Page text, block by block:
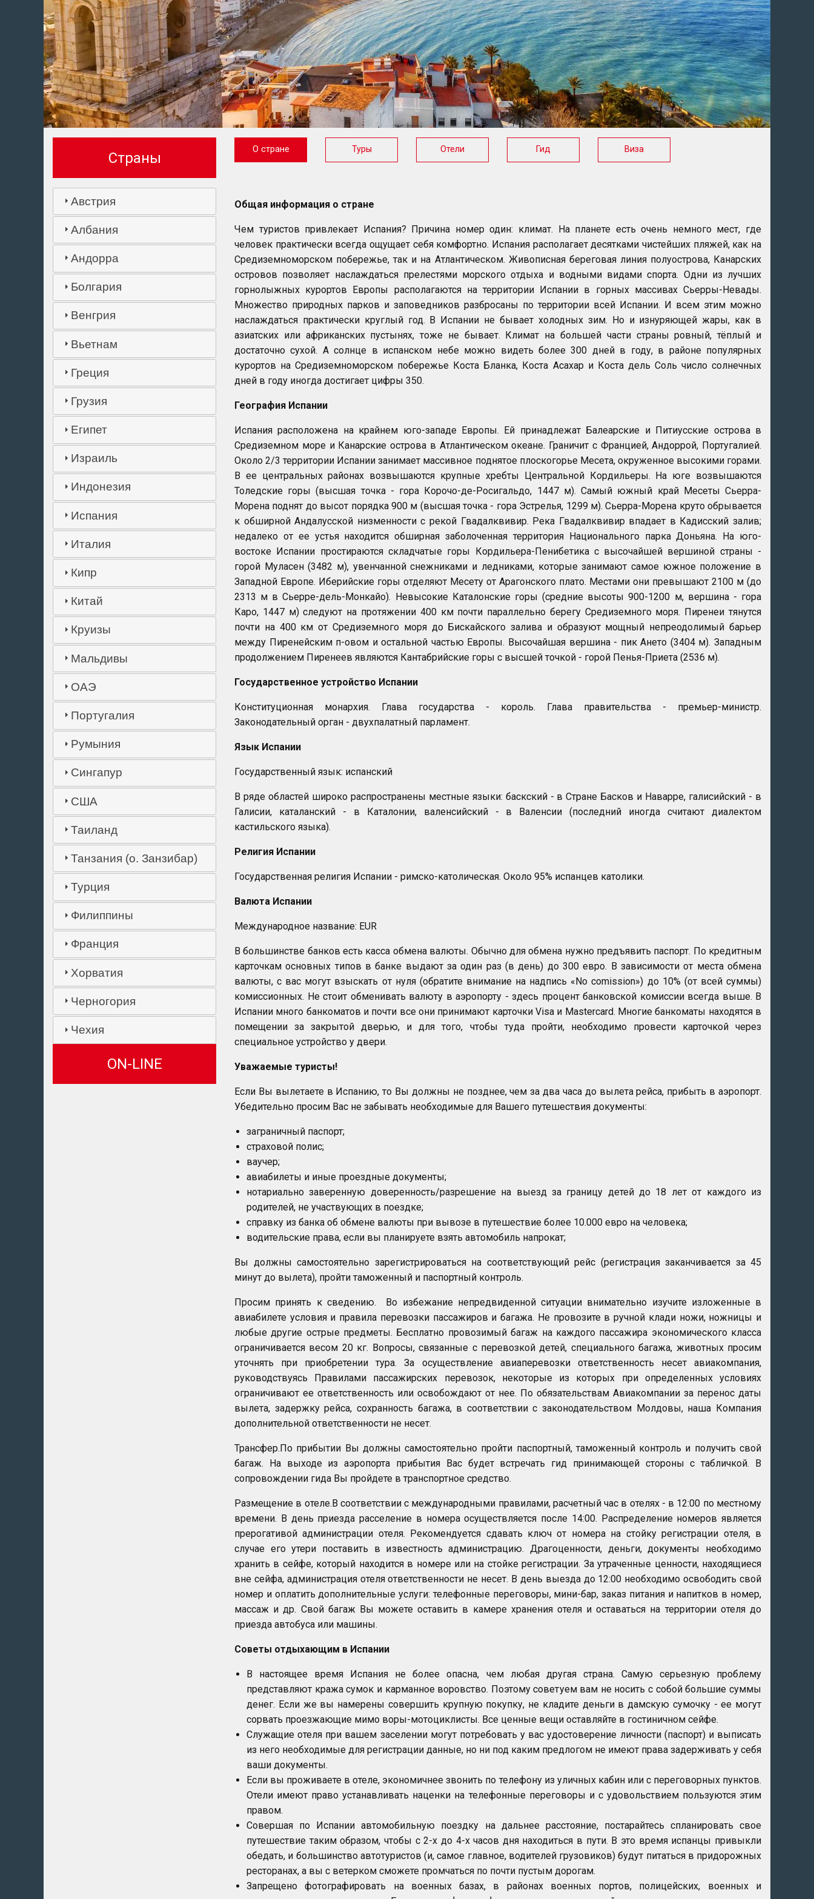
О стране Туры Отели Гид Виза
Общая информация о стране
Чем туристов привлекает Испания? Причина номер один: климат. На планете есть очень немного мест, где
человек практически всегда ощущает себя комфортно. Испания располагает десятками чистейших пляжей, как на
Средиземноморском побережье, так и на Атлантическом. Живописная береговая линия полуострова, Канарских
островов позволяет наслаждаться прелестями морского отдыха и водными видами спорта. Одни из лучших
горнолыжных курортов Европы располагаются на территории Испании в горных массивах Сьерры-Невады.
Множество природных парков и заповедников разбросаны по территории всей Испании. И всем этим можно
наслаждаться практически круглый год. В Испании не бывает холодных зим. Но и изнуряющей жары, как в
азиатских или африканских пустынях, тоже не бывает. Климат на большей части страны ровный, тёплый и
достаточно сухой. А солнце в испанском небе можно видеть более 300 дней в году, в районе популярных
курортов на Средиземноморском побережье Коста Бланка, Коста Асахар и Коста дель Соль число солнечных
дней в году иногда достигает цифры 350.
География Испании
Испания расположена на крайнем юго-западе Европы. Ей принадлежат Балеарские и Питиусские острова в
Средиземном море и Канарские острова в Атлантическом океане. Граничит с Францией, Андоррой, Португалией.
Около 2/3 территории Испании занимает массивное поднятое плоскогорье Месета, окруженное высокими горами.
В ее центральных районах возвышаются крупные хребты Центральной Кордильеры. На юге возвышаются
Толедские горы (высшая точка - гора Корочо-де-Росигальдо, 1447 м). Самый южный край Месеты Сьерра-
Морена поднят до высот порядка 900 м (высшая точка - гора Эстрелья, 1299 м). Сьерра-Морена круто обрывается
к обширной Андалусской низменности с рекой Гвадалквивир. Река Гвадалквивир впадает в Кадисский залив;
недалеко от ее устья находится обширная заболоченная территория Национального парка Доньяна. На юго-
востоке Испании простираются складчатые горы Кордильера-Пенибетика с высочайшей вершиной страны -
горой Муласен (3482 м), увенчанной снежниками и ледниками, которые занимают самое южное положение в
Западной Европе. Иберийские горы отделяют Месету от Арагонского плато. Местами они превышают 2100 м (до
2313 м в Сьерре-дель-Монкайо). Невысокие Каталонские горы (средние высоты 900-1200 м, вершина - гора
Каро, 1447 м) следуют на протяжении 400 км почти параллельно берегу Средиземного моря. Пиренеи тянутся
почти на 400 км от Средиземного моря до Бискайского залива и образуют мощный непреодолимый барьер
между Пиренейским п-овом и остальной частью Европы. Высочайшая вершина - пик Ането (3404 м). Западным
продолжением Пиренеев являются Кантабрийские горы с высшей точкой - горой Пенья-Приета (2536 м).
Государственное устройство Испании
Конституционная монархия. Глава государства - король. Глава правительства - премьер-министр.
Законодательный орган - двухпалатный парламент.
Язык Испании
Государственный язык: испанский
В ряде областей широко распространены местные языки: баскский - в Стране Басков и Наварре, галисийский - в
Галисии, каталанский - в Каталонии, валенсийский - в Валенсии (последний иногда считают диалектом
кастильского языка).
Религия Испании
Государственная религия Испании - римско-католическая. Около 95% испанцев католики.
Валюта Испании
Международное название: EUR
В большинстве банков есть касса обмена валюты. Обычно для обмена нужно предъявить паспорт. По кредитным
карточкам основных типов в банке выдают за один раз (в день) до 300 евро. В зависимости от места обмена
валюты, с вас могут взыскать от нуля (обратите внимание на надпись «No comission») до 10% (от всей суммы)
комиссионных. Не стоит обменивать валюту в аэропорту - здесь процент банковской комиссии всегда выше. В
Испании много банкоматов и почти все они принимают карточки Visa и Mastercard. Многие банкоматы находятся в
помещении за закрытой дверью, и для того, чтобы туда пройти, необходимо провести карточкой через
специальное устройство у двери.
Уважаемые туристы!
Если Вы вылетаете в Испанию, то Вы должны не позднее, чем за два часа до вылета рейса, прибыть в аэропорт.
Убедительно просим Вас не забывать необходимые для Вашего путешествия документы:
заграничный паспорт;
страховой полис;
ваучер;
авиабилеты и иные проездные документы;
нотариально заверенную доверенность/разрешение на выезд за границу детей до 18 лет от каждого из
родителей, не участвующих в поездке;
справку из банка об обмене валюты при вывозе в путешествие более 10.000 евро на человека;
водительские права, если вы планируете взять автомобиль напрокат;
Вы должны самостоятельно зарегистрироваться на соответствующий рейс (регистрация заканчивается за 45
минут до вылета), пройти таможенный и паспортный контроль.
Просим принять к сведению. Во избежание непредвиденной ситуации внимательно изучите изложенные в
авиабилете условия и правила перевозки пассажиров и багажа. Не провозите в ручной клади ножи, ножницы и
любые другие острые предметы. Бесплатно провозимый багаж на каждого пассажира экономического класса
ограничивается весом 20 кг. Вопросы, связанные с перевозкой детей, специального багажа, животных просим
уточнять при приобретении тура. За осуществление авиаперевозки ответственность несет авиакомпания,
руководствуясь Правилами пассажирских перевозок, некоторые из которых при определенных условиях
ограничивают ее ответственность или освобождают от нее. По обязательствам Авиакомпании за перенос даты
вылета, задержку рейса, сохранность багажа, в соответствии с законодательством Молдовы, наша Компания
дополнительной ответственности не несет.
Трансфер.По прибытии Вы должны самостоятельно пройти паспортный, таможенный контроль и получить свой
багаж. На выходе из аэропорта прибытия Вас будет встречать гид принимающей стороны с табличкой. В
сопровождении гида Вы пройдете в транспортное средство.
Размещение в отеле.В соответствии с международными правилами, расчетный час в отелях - в 12:00 по местному
времени. В день приезда расселение в номера осуществляется после 14:00. Распределение номеров является
прерогативой администрации отеля. Рекомендуется сдавать ключ от номера на стойку регистрации отеля, в
случае его утери поставить в известность администрацию. Драгоценности, деньги, документы необходимо
хранить в сейфе, который находится в номере или на стойке регистрации. За утраченные ценности, находящиеся
вне сейфа, администрация отеля ответственности не несет. В день выезда до 12:00 необходимо освободить свой
номер и оплатить дополнительные услуги: телефонные переговоры, мини-бар, заказ питания и напитков в номер,
массаж и др. Свой багаж Вы можете оставить в камере хранения отеля и оставаться на территории отеля до
приезда автобуса или машины.
Советы отдыхающим в Испании
В настоящее время Испания не более опасна, чем любая другая страна. Самую серьезную проблему
представляют кража сумок и карманное воровство. Поэтому советуем вам не носить с собой большие суммы
денег. Если же вы намерены совершить крупную покупку, не кладите деньги в дамскую сумочку - ее могут
сорвать проезжающие мимо воры-мотоциклисты. Все ценные вещи оставляйте в гостиничном сейфе.
Служащие отеля при вашем заселении могут потребовать у вас удостоверение личности (паспорт) и выписать
из него необходимые для регистрации данные, но ни под каким предлогом не имеют права задерживать у себя
ваши документы.
Если вы проживаете в отеле, экономичнее звонить по телефону из уличных кабин или с переговорных пунктов.
Отели имеют право устанавливать наценки на телефонные переговоры и с удовольствием пользуются этим
правом.
Совершая по Испании автомобильную поездку на дальнее расстояние, постарайтесь спланировать свое
путешествие таким образом, чтобы с 2-х до 4-х часов дня находиться в пути. В это время испанцы привыкли
обедать, и большинство автотуристов (и, самое главное, водителей грузовиков) будут питаться в придорожных
ресторанах, а вы с ветерком сможете промчаться по почти пустым дорогам.
Запрещено фотографировать на военных базах, в районах военных портов, полицейских, военных и
Страны
Австрия
Албания
Андорра
Болгария
Венгрия
Вьетнам
Греция
Грузия
Египет
Израиль
Индонезия
Испания
Италия
Кипр
Китай
Круизы
Мальдивы
ОАЭ
Португалия
Румыния
Сингапур
США
Таиланд
Танзания (о. Занзибар)
Турция
Филиппины
Франция
Хорватия
Черногория
Чехия
ON-LINE